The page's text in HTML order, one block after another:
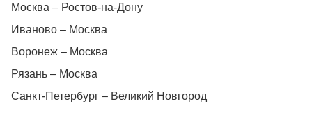
Москва – Ростов-на-Дону
Иваново – Москва
Воронеж – Москва
Рязань – Москва
Санкт-Петербург – Великий Новгород